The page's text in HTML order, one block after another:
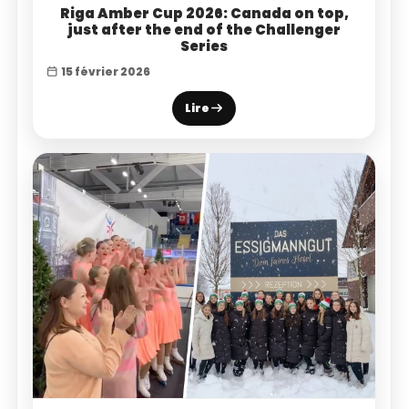
Riga Amber Cup 2026: Canada on top,
just after the end of the Challenger
Series
15 février 2026
Lire